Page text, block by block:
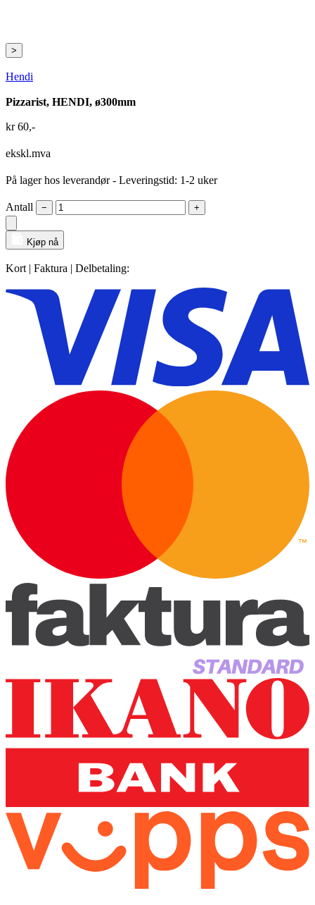
>
Hendi
Pizzarist, HENDI, ø300mm
kr60,-
ekskl.mva
På lager hos leverandør- Leveringstid: 1-2 uker
Antall − +
Kjøp nå
Kort | Faktura | Delbetaling: